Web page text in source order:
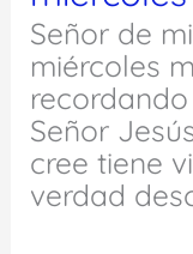
Señor de
miércoles
Señor
cree tiene
verdad